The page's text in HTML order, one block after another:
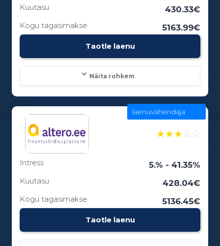
Kuutasu 430.33€
Kogu tagasimakse 5163.99€
Taotle laenu
Näita rohkem
100 - 15000€
Laenuperiood:
★★★☆☆
Intress 5.% - 41.35%
Kuutasu 428.04€
Kogu tagasimakse 5136.45€
Taotle laenu
laenuvahendaja